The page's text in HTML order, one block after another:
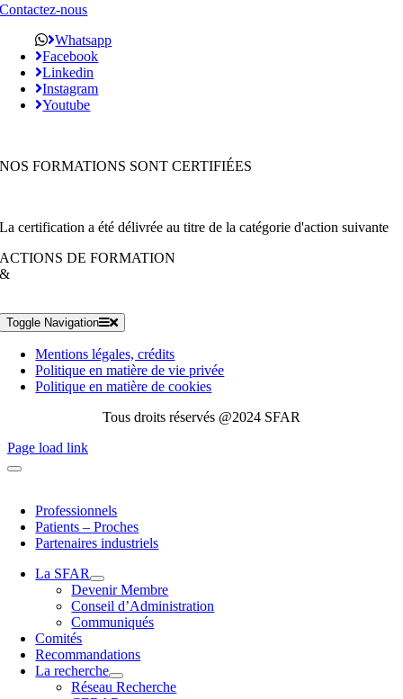
Contactez-nous
Whatsapp
Facebook
Linkedin
Instagram
Youtube
NOS FORMATIONS SONT CERTIFIÉES
La certification a été délivrée au titre de la catégorie d'action suivante
ACTIONS DE FORMATION
&
Toggle Navigation
Mentions légales, crédits
Politique en matière de vie privée
Politique en matière de cookies
Tous droits réservés @2024 SFAR
Page load link
Professionnels
Patients – Proches
Partenaires industriels
La SFAR
Devenir Membre
Conseil d’Administration
Communiqués
Comités
Recommandations
La recherche
Réseau Recherche